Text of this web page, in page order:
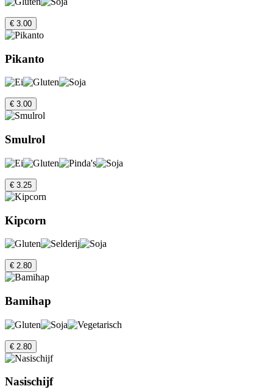
€ 3.00
Pikanto
€ 3.00
Smulrol
€ 3.25
Kipcorn
€ 2.80
Bamihap
€ 2.80
Nasischijf